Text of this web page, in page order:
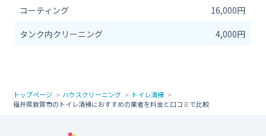
コーティング
16,000円
タンク内クリーニング
4,000円
トップページ ハウスクリーニング
トイレ清掃
福井県敦賀市のトイレ清掃におすすめの業者を料金と口コミで比較